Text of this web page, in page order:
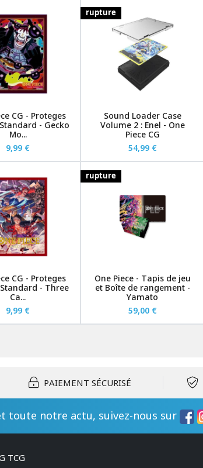
CG - Proteges
- Gecko
Mo...
9,99 €
rupture
Sound Loader Case
Volume 2 : Enel - One
Piece CG
54,99 €
CG - Proteges
- Three
Ca...
9,99 €
rupture
One Piece - Tapis de jeu
et Boîte de rangement -
Yamato
59,00 €
PAIEMENT SÉCURISÉ
toute notre actu, suivez-nous sur
TCG